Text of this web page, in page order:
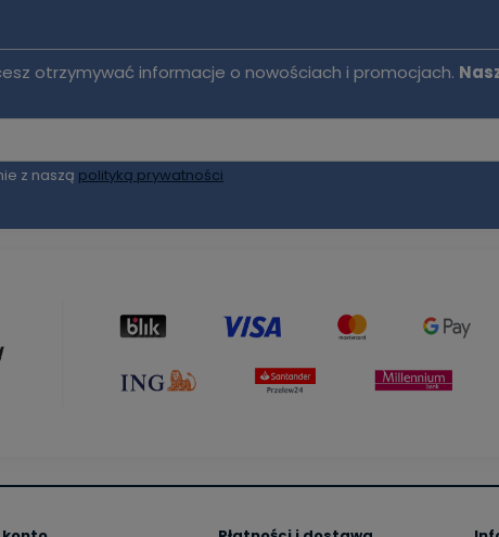
otrzymywać informacje o nowościach i promocjach.
z naszą polityką prywatności